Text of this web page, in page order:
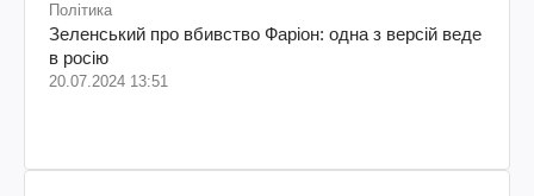
Політика
Зеленський про вбивство Фаріон: одна з версій веде
в росію
20.07.2024 13:51